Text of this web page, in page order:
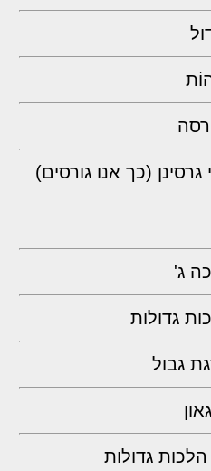
(כך אנו גורסים)
ג'
גדולות
גבול
גדולות